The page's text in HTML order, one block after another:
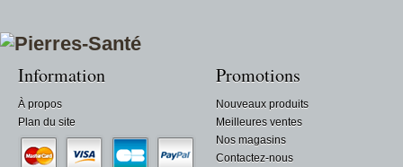
Information
À propos
Plan du site
Promotions
Nouveaux produits
Meilleures ventes
Nos magasins
Contactez-nous